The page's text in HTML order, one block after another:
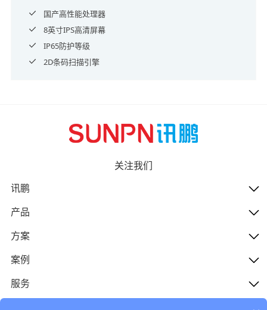
国产高性能处理器
8英寸IPS高清屏幕
IP65防护等级
2D条码扫描引擎
关注我们
讯鹏
产品
方案
案例
服务